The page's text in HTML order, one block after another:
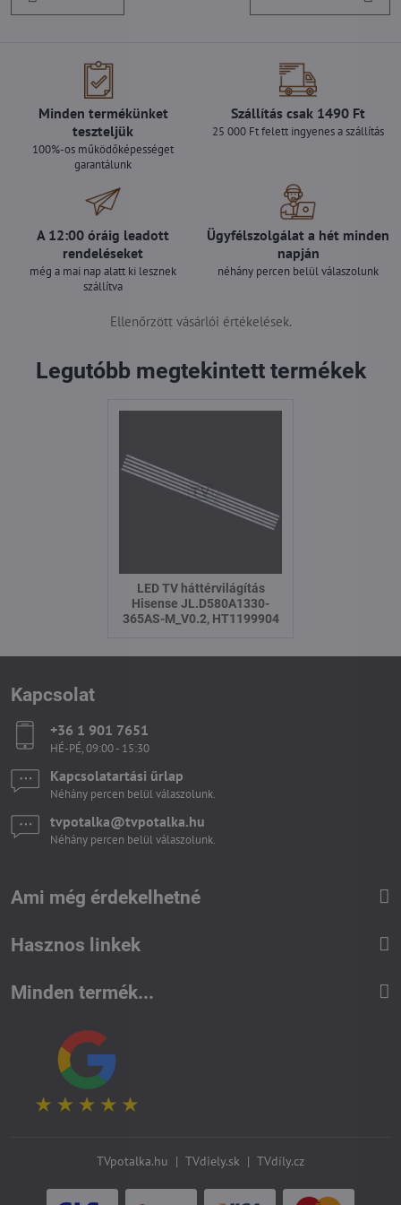
Minden termékünket
teszteljük
100%-os működőképességet
garantálunk
Szállítás csak 1490 Ft
25 000 Ft felett ingyenes a szállítás
A 12:00 óráig leadott
rendeléseket
még a mai nap alatt ki lesznek
szállítva
Ügyfélszolgálat a hét minden
napján
néhány percen belül válaszolunk
Ellenőrzött vásárlói értékelések.
Legutóbb megtekintett termékek
LED TV háttérvilágítás
Hisense JL.D580A1330-
365AS-M_V0.2, HT1199904
Kapcsolat
+36 1 901 7651
HÉ-PÉ, 09:00 - 15:30
Kapcsolatartási űrlap
Néhány percen belül válaszolunk.
tvpotalka​@tvpotalka​.hu
Néhány percen belül válaszolunk.
Ami még érdekelhetné
Hasznos linkek
Minden termék...
TVpotalka.hu | TVdiely.sk | TVdíly.cz